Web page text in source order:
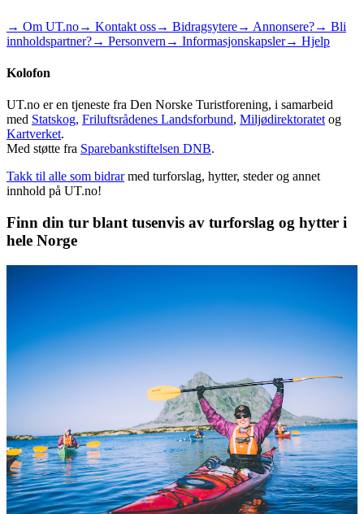
→ Om UT.no→ Kontakt oss→ Bidragsytere→ Annonsere?→ Bli
innholdspartner?→ Personvern → Informasjonskapsler→ Hjelp
Kolofon
UT.no er en tjeneste fra Den Norske Turistforening, i samarbeid
med Statskog, Friluftsrådenes Landsforbund, Miljødirektoratet og
Kartverket.
Med støtte fra Sparebankstiftelsen DNB.
Takk til alle som bidrar med turforslag, hytter, steder og annet
innhold på UT.no!
Finn din tur blant tusenvis av turforslag og hytter i
hele Norge